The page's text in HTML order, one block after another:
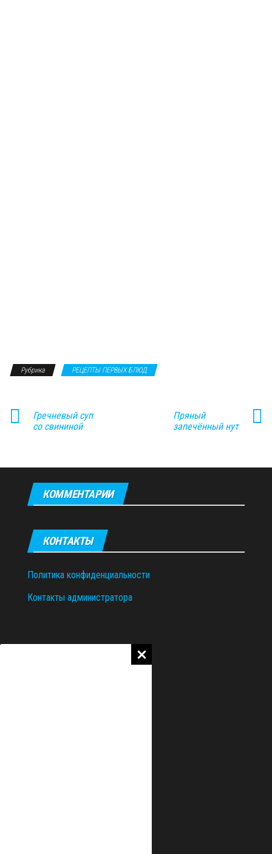
Рубрика РЕЦЕПТЫ ПЕРВЫХ БЛЮД
Гречневый суп
со свининой
Пряный
запечённый нут
КОММЕНТАРИИ
КОНТАКТЫ
Политика конфиденциальности
Контакты администратора